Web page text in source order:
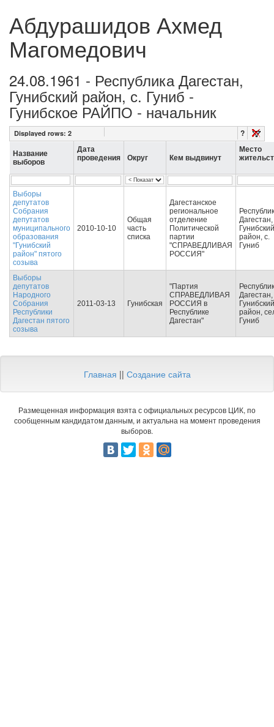
Абдурашидов Ахмед
Магомедович
24.08.1961 - Республика Дагестан,
Гунибский район, с. Гуниб -
Гунибское РАЙПО - начальник
Displayed rows: 2 ?
Название
выборов
Дата
проведения
Округ Кем выдвинут
Место
Выборы
депутатов
Собрания
депутатов
муниципального
образования
"Гунибский
район" пятого
созыва
2010-10-10
Общая
часть
списка
Дагестанское
региональное
отделение
Политической
партии
"СПРАВЕДЛИВАЯ
РОССИЯ"
Дагестан,
Гунибский
район, с.
Гуниб
Выборы
депутатов
Народного
Собрания
Республики
Дагестан пятого
созыва
2011-03-13 Гунибская
"Партия
СПРАВЕДЛИВАЯ
РОССИЯ в
Республике
Дагестан"
Дагестан,
Гунибский
район,
Гуниб
Главная || Создание сайта
Размещенная информация взята с официальных ресурсов ЦИК, по
сообщенным кандидатом данным, и актуальна на момент проведения
выборов.